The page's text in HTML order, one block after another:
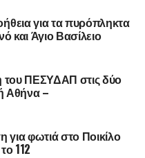
για τα πυρόπληκτα
και Άγιο Βασίλειο
του ΠΕΣΥΔΑΠ στις δύο
Αθήνα –
για φωτιά στο Ποικίλο
112